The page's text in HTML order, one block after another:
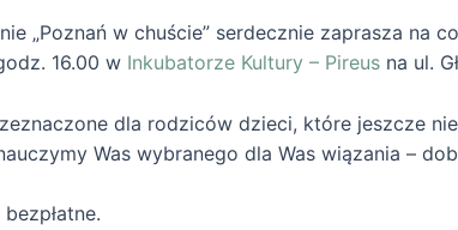
„Poznań w chuście” serdecznie zaprasza
16.00 w Inkubatorze Kultury – Pireus na ul.
dla rodziców dzieci, które jeszcze
Was wybranego dla Was wiązania –